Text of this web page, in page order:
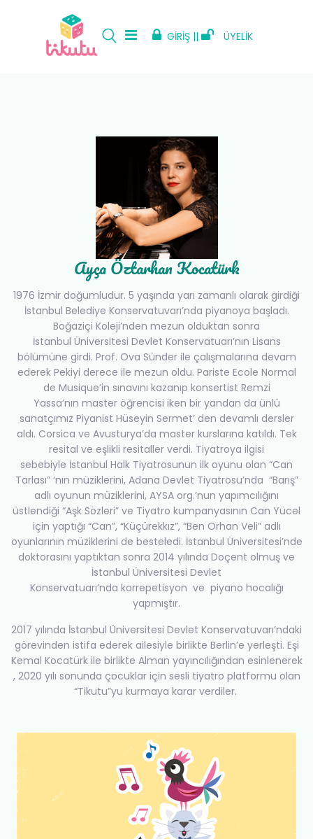
GİRİŞ || ÜYELİK
Ayça Öztarhan Kocatürk
1976 İzmir doğumludur. 5 yaşında yarı zamanlı olarak girdiği
İstanbul Belediye Konservatuvarı’nda piyanoya başladı.
Boğaziçi Koleji’nden mezun olduktan sonra
İstanbul Üniversitesi Devlet Konservatuarı’nın Lisans
bölümüne girdi. Prof. Ova Sünder ile çalışmalarına devam
ederek Pekiyi derece ile mezun oldu. Pariste Ecole Normal
de Musique’in sınavını kazanıp konsertist Remzi
Yassa’nın master öğrencisi iken bir yandan da ünlü
sanatçımız Piyanist Hüseyin Sermet’ den devamlı dersler
aldı. Corsica ve Avusturya’da master kurslarına katıldı. Tek
resital ve eşlikli resitaller verdi. Tiyatroya ilgisi
sebebiyle İstanbul Halk Tiyatrosunun ilk oyunu olan “Can
Tarlası” ‘nın müziklerini, Adana Devlet Tiyatrosu’nda “Barış”
adlı oyunun müziklerini, AYSA org.’nun yapımcılığını
üstlendiği “Aşk Sözleri” ve Tiyatro kumpanyasının Can Yücel
için yaptığı “Can”, “Küçürekkız”, “Ben Orhan Veli” adlı
oyunlarının müziklerini de besteledi. İstanbul Üniversitesi’nde
doktorasını yaptıktan sonra 2014 yılında Doçent olmuş ve
İstanbul Üniversitesi Devlet
Konservatuarı’nda korrepetisyon ve piyano hocalığı
yapmıştır.
2017 yılında İstanbul Üniversitesi Devlet Konservatuvarı’ndaki
görevinden istifa ederek ailesiyle birlikte Berlin’e yerleşti. Eşi
Kemal Kocatürk ile birlikte Alman yayıncılığından esinlenerek
, 2020 yılı sonunda çocuklar için sesli tiyatro platformu olan
“Tikutu”yu kurmaya karar verdiler.